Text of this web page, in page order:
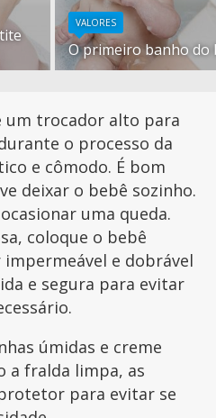
VALORES
O primeiro banho do
um trocador alto para
o processo da
e cômodo. É bom
deixar o bebê sozinho.
uma queda.
coloque o bebê
e dobrável
e segura para evitar
úmidas e creme
a fralda limpa, as
para evitar se